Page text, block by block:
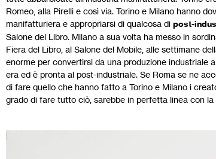
Romeo, alla Pirelli e così via. Torino e Milano hanno
manifatturiera e appropriarsi di qualcosa di post-
Salone del Libro. Milano a sua volta ha messo in
Fiera del Libro, al Salone del Mobile, alle settimane
enorme per convertirsi da una produzione industriale
era ed è pronta al post-industriale. Se Roma se ne
di fare quello che hanno fatto a Torino e Milano i
grado di fare tutto ciò, sarebbe in perfetta linea con